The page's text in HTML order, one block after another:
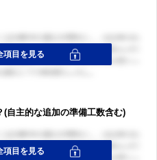
自主的な追加の準備工数含む)